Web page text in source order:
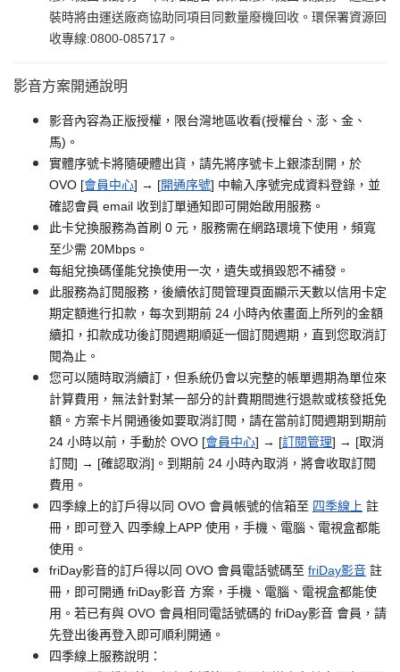
裝時將由運送廠商協助同項目同數量廢機回收。環保署資源回
收專線:0800-085717。
影音方案開通說明
影音內容為正版授權，限台灣地區收看(授權台、澎、金、
馬)。
實體序號卡將隨硬體出貨，請先將序號卡上銀漆刮開，於
OVO [會員中心] → [開通序號] 中輸入序號完成資料登錄，並
確認會員 email 收到訂單通知即可開始啟用服務。
此卡兌換服務為首刷 0 元，服務需在網路環境下使用，頻寬
至少需 20Mbps。
每組兌換碼僅能兌換使用一次，遺失或損毀恕不補發。
此服務為訂閱服務，後續依訂閱管理頁面顯示天數以信用卡定
期定額進行扣款，每次到期前 24 小時內依畫面上所列的金額
續扣，扣款成功後訂閱週期順延一個訂閱週期，直到您取消訂
閱為止。
您可以隨時取消續訂，但系統仍會以完整的帳單週期為單位來
計算費用，無法針對某一部分的計費期間進行退款或核發抵免
額。方案卡片開通後如要取消訂閱，請在當前訂閱週期到期前
24 小時以前，手動於 OVO [會員中心] → [訂閱管理] → [取消
訂閱] → [確認取消]。到期前 24 小時內取消，將會收取訂閱
費用。
四季線上的訂戶得以同 OVO 會員帳號的信箱至 四季線上 註
冊，即可登入 四季線上APP 使用，手機、電腦、電視盒都能
使用。
friDay影音的訂戶得以同 OVO 會員電話號碼至 friDay影音 註
冊，即可開通 friDay影音 方案，手機、電腦、電視盒都能使
用。若已有與 OVO 會員相同電話號碼的 friDay影音 會員，請
先登出後再登入即可順利開通。
四季線上服務說明：